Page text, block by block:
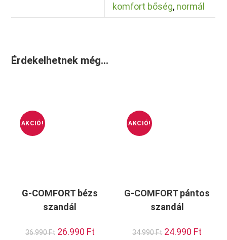
komfort bőség, normál
Érdekelhetnek még…
AKCIÓ!
G-COMFORT bézs
szandál
36.990Ft Original
price
26.990 FtCurrent
price
AKCIÓ!
G-COMFORT pántos
szandál
34.990Ft Original
price
24.990 Ft